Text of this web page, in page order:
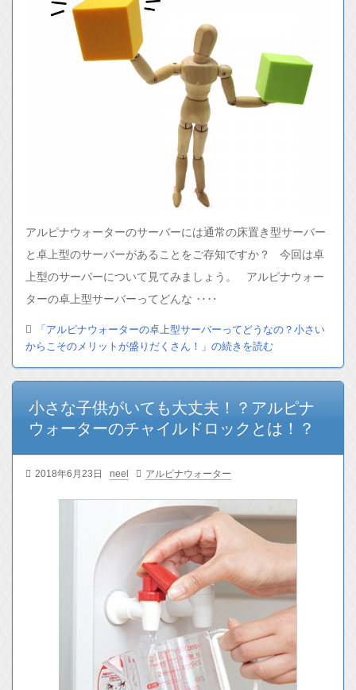
アルピナウォーターのサーバーには通常の床置き型サーバー
と卓上型のサーバーがあることをご存知ですか？ 今回は卓
上型のサーバーについて見てみましょう。 アルピナウォー
ターの卓上型サーバーってどんな ‥‥
「アルピナウォーターの卓上型サーバーってどうなの？小さい
からこそのメリットが盛りだくさん！」の続きを読む
小さな子供がいても大丈夫！？アルピナ
ウォーターのチャイルドロックとは！？
2018年6月23日 neel アルピナウォーター